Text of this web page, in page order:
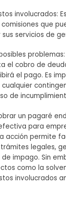
involucrados:
que
servicios de
el cobro de
el pago. Es
de
un pagaré
para
acción permite
legales,
impago. Sin
como la
involucrados